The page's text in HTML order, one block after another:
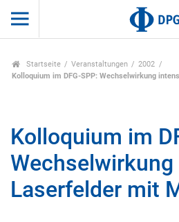
Startseite Veranstaltungen
2002
Kolloquium im DFG-SPP: Wechselwirkung
Kolloquium im
Laserfelder mit